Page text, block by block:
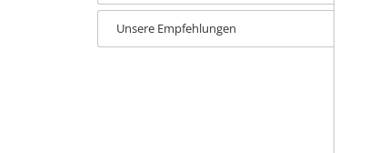
Unsere Empfehlungen